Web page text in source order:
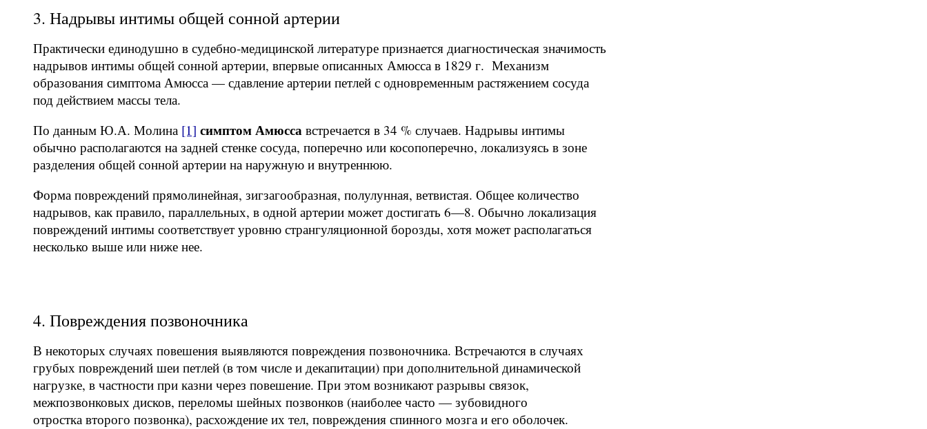
3. Надрывы интимы общей сонной артерии
Практически единодушно в судебно-медицинской литературе признается диагностическая значимость
надрывов интимы общей сонной артерии, впервые описанных Амюсса в 1829 г. Механизм
образования симптома Амюсса — сдавление артерии петлей с одновременным растяжением сосуда
под действием массы тела.
По данным Ю.А. Молина [1] симптом Амюсса встречается в 34 % случаев. Надрывы интимы
обычно располагаются на задней стенке сосуда, поперечно или косопоперечно, локализуясь в зоне
разделения общей сонной артерии на наружную и внутреннюю.
Форма повреждений прямолинейная, зигзагообразная, полулунная, ветвистая. Общее количество
надрывов, как правило, параллельных, в одной артерии может достигать 6—8. Обычно локализация
повреждений интимы соответствует уровню странгуляционной борозды, хотя может располагаться
несколько выше или ниже нее.
4. Повреждения позвоночника
В некоторых случаях повешения выявляются повреждения позвоночника. Встречаются в случаях
грубых повреждений шеи петлей (в том числе и декапитации) при дополнительной динамической
нагрузке, в частности при казни через повешение. При этом возникают разрывы связок,
межпозвонковых дисков, переломы шейных позвонков (наиболее часто — зубовидного
отростка второго позвонка), расхождение их тел, повреждения спинного мозга и его оболочек.